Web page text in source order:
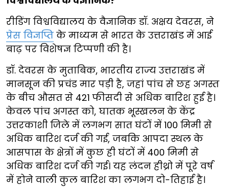
रीडिंग विश्वविद्यालय के वैज्ञानिक डॉ. अक्षय देवरस, ने
प्रेस विज्ञप्ति के माध्यम से भारत के उत्तराखंड में आई
बाढ़ पर विशेषज्ञ टिप्पणी की है।
डॉ. देवरस के मुताबिक, भारतीय राज्य उत्तराखंड में
मानसून की प्रचंड मार पड़ी है, जहां पांच से छह अगस्त
के बीच औसत से 421 फीसदी से अधिक बारिश हुई है।
केवल पांच अगस्त को, घातक भूस्खलन के केंद्र
उत्तरकाशी जिले में लगभग सात घंटों में 100 मिमी से
अधिक बारिश दर्ज की गई, जबकि आपदा स्थल के
आसपास के क्षेत्रों में कुछ ही घंटों में 400 मिमी से
अधिक बारिश दर्ज की गई। यह लंदन हीथ्रो में पूरे वर्ष
में होने वाली कुल बारिश का लगभग दो-तिहाई है।